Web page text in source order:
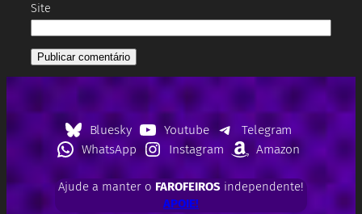
Site
Bluesky Youtube
Telegram
WhatsApp
Instagram Amazon
Ajude a manter o FAROFEIROSindependente!
APOIE!